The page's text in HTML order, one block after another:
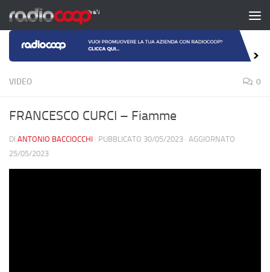
Salta al contenuto
VIDEO 0
FRANCESCO CURCI – Fiamme
DI ANTONIO BACCIOCCHI · PUBBLICATO 30/05/2023 · AGGIORNATO
25/05/2023